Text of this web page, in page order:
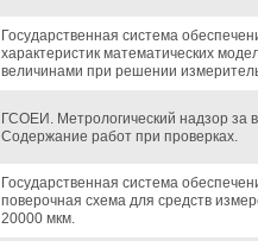
Государственная система
характеристик математических
величинами при решении
ГСОЕИ. Метрологический надзор за
Содержание работ при проверках.
Государственная система
поверочная схема для средств
20000 мкм.